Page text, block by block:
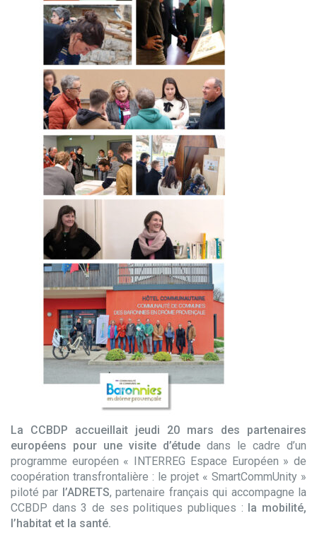
La CCBDP accueillait jeudi 20 mars des partenaires
européens pour une visite d’étude dans le cadre d’un
programme européen « INTERREG Espace Européen » de
coopération transfrontalière : le projet « SmartCommUnity »
piloté par l’ADRETS, partenaire français qui accompagne la
CCBDP dans 3 de ses politiques publiques : la mobilité,
l’habitat et la santé.